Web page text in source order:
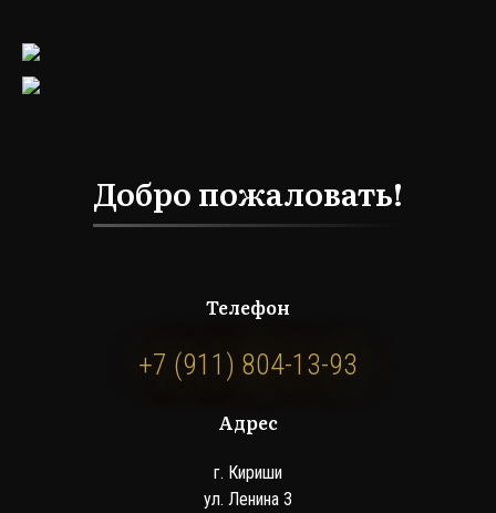
Добро пожаловать!
Телефон
+7 (911) 804-13-93
Адрес
г. Кириши
ул. Ленина 3